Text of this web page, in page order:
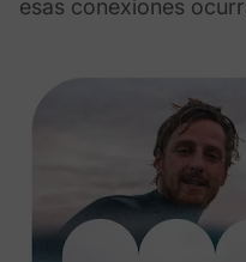
esas conexiones